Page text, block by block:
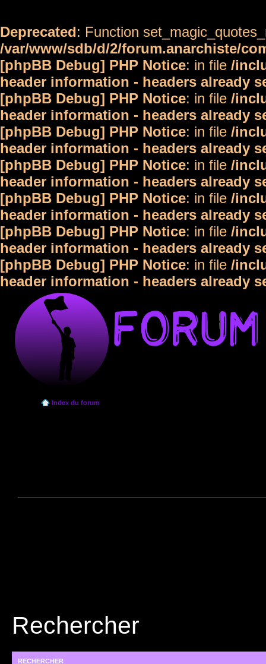
Deprecated: Function
/var/www/sdb/d/2/forum.anarchiste/
[phpBB Debug] PHP Notice: in file /
header information - headers already
[phpBB Debug] PHP Notice: in file /
header information - headers already
[phpBB Debug] PHP Notice: in file /
header information - headers already
[phpBB Debug] PHP Notice: in file /
header information - headers already
[phpBB Debug] PHP Notice: in file /
header information - headers already
[phpBB Debug] PHP Notice: in file /
header information - headers already
[phpBB Debug] PHP Notice: in file /
header information - headers already
Index du forum
Rechercher
RECHERCHER